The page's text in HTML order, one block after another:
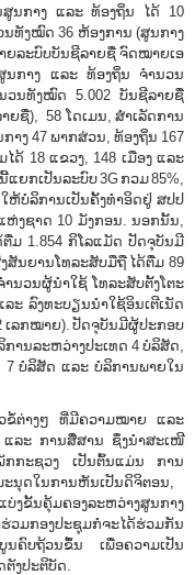
ສູນກາງ ແລະ ທ້ອງຖິ່ນ ໄດ້ 10
ທັງໝົດ 36 ຫ້ອງການ (ສູນກາງ
ຍລະບົບບັນຊີລາຍຊື່ ຈົດໝາຍເອ
ນກາງ ແລະ ທ້ອງຖິ່ນ ຈຳນວນ
ວນທັງໝົດ 5.002 ບັນຊີລາຍຊື່
ຍຊື່), 58 ໂດເມນ, ສໍາເລັດການ
າງ 47 ພາກສ່ວນ, ທ້ອງຖິ່ນ 167
ດ້ 18 ແຂວງ, 148 ເມືອງ ແລະ
ຍກເປັນລະບົບ 3G ກວມ 85%,
ຫ້ບໍລິການເປັນຄັ້ງທໍາອິດຢູ່ ສປປ
ຫ່ງຊາດ 10 ມັງກອນ. ນອກນັ້ນ,
ຕື່ມ 1.854 ກິໂລແມັດ ປັດຈຸບັນມີ
ນຍານໂທລະສັບມືຖື ໄດ້ຕື່ມ 89
ນວນຜູ້ນໍາໃຊ້ ໂທລະສັບຕັ້ງໂຕະ
ະ ລົງທະບຽນນໍາໃຊ້ອິນເຕີເນັດ
ເລກໝາຍ). ປັດຈຸບັນມີຜູ້ປະກອບ
ານລະຫວ່າງປະເທດ 4 ບໍລິສັດ,
7 ບໍລິສັດ ແລະ ບໍລິການພາຍໃນ
ຂໍ້ຕ່າງໆ ທີ່ມີຄວາມໝາຍ ແລະ
ລະ ການສື່ສານ ຊຶ່ງນໍາສະເໜີ
ກກະຊວງ ເປັນຕົ້ນແມ່ນ ການ
ນຸດໃນການຫັນເປັນດິຈິຕອນ,
ງຂັ້ນຄຸ້ມຄອງລະຫວ່າງສູນກາງ
ມກອງປະຊຸມກໍຈະໄດ້ຮ່ວມກັນ
ນຄົບຖ້ວນຂຶ້ນ ເພື່ອຄວາມເປັນ
ຕັງປະຕິບັດ.